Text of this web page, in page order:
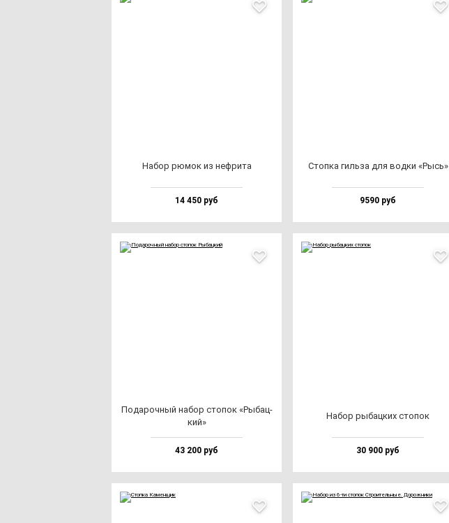
Набор рю­мок из неф­ри­та
14 450 руб
Стоп­ка гиль­за для вод­ки «Рысь»
9590 руб
Пода­роч­ный на­бор сто­пок «Рыбац­
кий»
43 200 руб
Набор ры­бац­ких сто­пок
30 900 руб